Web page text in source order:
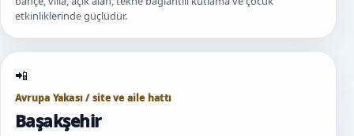
etkinliklerinde güçlüdür.
Avrupa Yakası / site ve aile hattı
Başakşehir